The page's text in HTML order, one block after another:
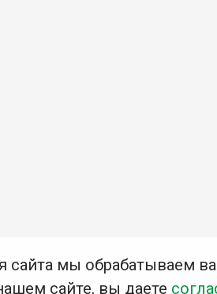
сайта мы обрабатываем
сайте, вы даете